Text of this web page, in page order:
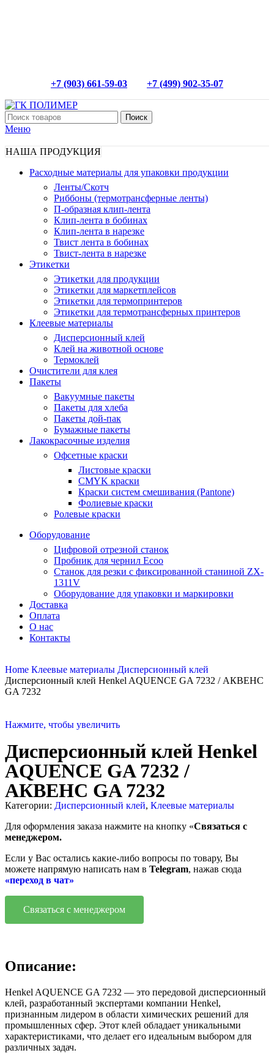
+7 (903) 661-59-03 +7 (499) 902-35-07
Поиск
Меню
НАША ПРОДУКЦИЯ
Расходные материалы для упаковки продукции
Ленты/Скотч
Риббоны (термотрансферные ленты)
П-образная клип-лента
Клип-лента в бобинах
Клип-лента в нарезке
Твист лента в бобинах
Твист-лента в нарезке
Этикетки
Этикетки для продукции
Этикетки для маркетплейсов
Этикетки для термопринтеров
Этикетки для термотрансферных принтеров
Клеевые материалы
Дисперсионный клей
Клей на животной основе
Термоклей
Очистители для клея
Пакеты
Вакуумные пакеты
Пакеты для хлеба
Пакеты дой-пак
Бумажные пакеты
Лакокрасочные изделия
Офсетные краски
Листовые краски
CMYK краски
Краски систем смешивания (Pantone)
Фолиевые краски
Ролевые краски
Оборудование
Цифровой отрезной станок
Пробник для чернил Ecoo
Станок для резки с фиксированной станиной ZX-
1311V
Оборудование для упаковки и маркировки
Доставка
Оплата
О нас
Контакты
Home Клеевые материалы Дисперсионный клей
Дисперсионный клей Henkel AQUENCE GA 7232 / АКВЕНС
GA 7232
Нажмите, чтобы увеличить
Дисперсионный клей Henkel
AQUENCE GA 7232 /
АКВЕНС GA 7232
Категории: Дисперсионный клей, Клеевые материалы
Для оформления заказа нажмите на кнопку «Связаться с
менеджером.
Если у Вас остались какие-либо вопросы по товару, Вы
можете напрямую написать нам в Telegram, нажав сюда
«переход в чат»
Связаться с менеджером
Описание:
Henkel AQUENCE GA 7232 — это передовой дисперсионный
клей, разработанный экспертами компании Henkel,
признанным лидером в области химических решений для
промышленных сфер. Этот клей обладает уникальными
характеристиками, что делает его идеальным выбором для
различных задач.